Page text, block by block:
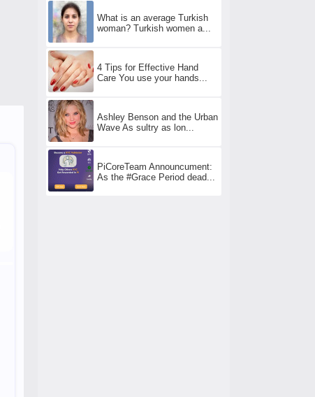
What is an average Turkish
woman? Turkish women a...
4 Tips for Effective Hand
Care You use your hands...
Ashley Benson and the Urban
Wave As sultry as lon...
PiCoreTeam Announcument:
As the #Grace Period dead...